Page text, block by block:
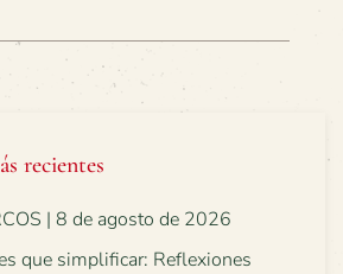
recientes
| 8 de agosto de 2026
que simplificar: Reflexiones